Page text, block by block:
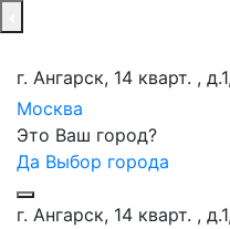
г. Ангарск, 14 кварт. ,
Москва
Это Ваш город?
Да Выбор города
г. Ангарск, 14 кварт. ,